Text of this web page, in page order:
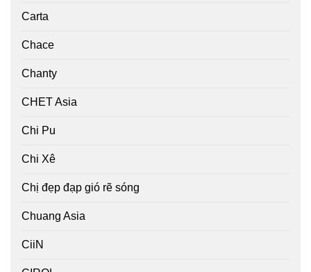
Carta
Chace
Chanty
CHET Asia
Chi Pu
Chi Xê
Chị đẹp đạp gió rẽ sóng
Chuang Asia
CiiN